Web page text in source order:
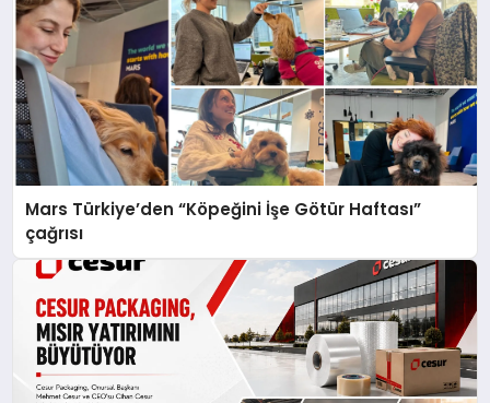
Mars Türkiye’den “Köpeğini İşe Götür Haftası”
çağrısı